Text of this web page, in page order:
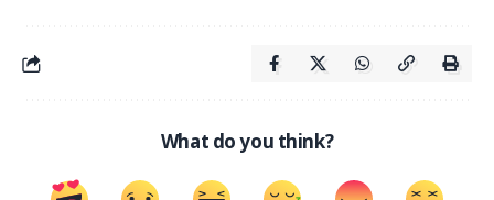
What do you think?